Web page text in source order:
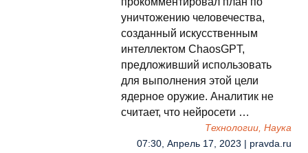
уничтожению человечества,
созданный искусственным
интеллектом ChaosGPT,
предложивший использовать
для выполнения этой цели
ядерное оружие. Аналитик не
считает, что нейросети …
Технологии, Наука
07:30, Апрель 17, 2023 | pravda.ru